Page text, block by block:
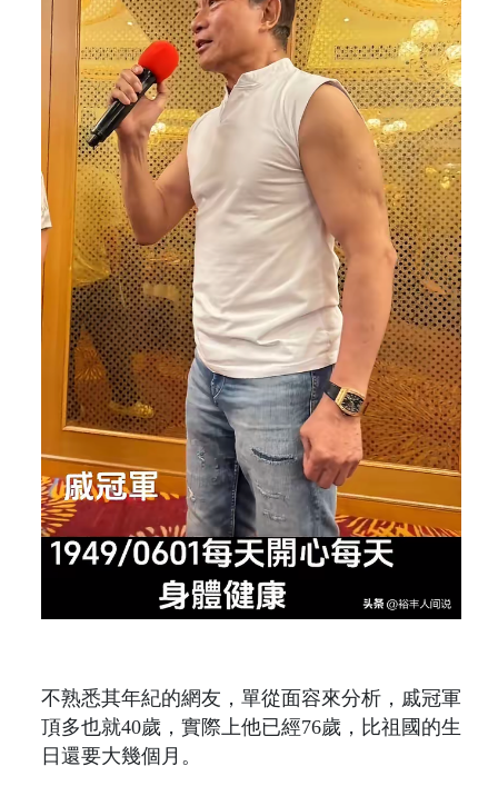
不熟悉其年紀的網友，單從面容來分析，戚冠軍
頂多也就40歲，實際上他已經76歲，比祖國的生
日還要大幾個月。